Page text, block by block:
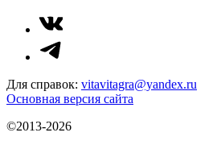
Для справок: vitavitagra@yandex.ru
Основная версия сайта
©2013-2026